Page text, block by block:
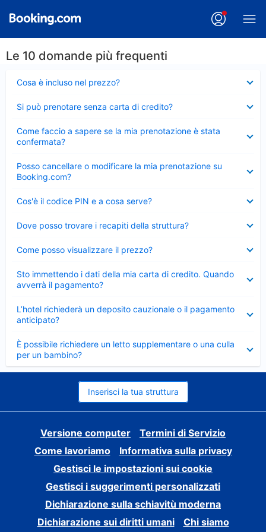
Le 10 domande più frequenti
Cosa è incluso nel prezzo?
chiuso
Si può prenotare senza carta di credito?
chiuso
Come faccio a sapere se la mia prenotazione è stata
confermata?
chiuso
Posso cancellare o modificare la mia prenotazione su
Booking.com?
chiuso
Cos'è il codice PIN e a cosa serve?
chiuso
Dove posso trovare i recapiti della struttura?
chiuso
Come posso visualizzare il prezzo?
chiuso
Sto immettendo i dati della mia carta di credito. Quando
avverrà il pagamento?
chiuso
L’hotel richiederà un deposito cauzionale o il pagamento
anticipato?
chiuso
È possibile richiedere un letto supplementare o una culla
per un bambino?
Elemento
chiuso
Inserisci la tua struttura
Versione computer
Termini di Servizio
Come lavoriamo
Informativa sulla privacy
Gestisci le impostazioni sui cookie
Gestisci i suggerimenti personalizzati
Dichiarazione sulla schiavitù moderna
Dichiarazione sui diritti umani
Chi siamo